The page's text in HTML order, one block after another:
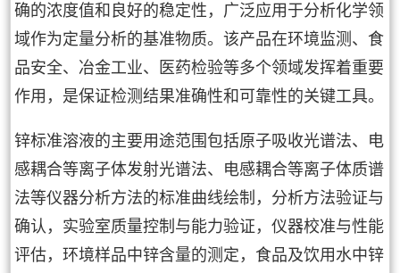
确的浓度值和良好的稳定性，广泛应用于分析化学领
域作为定量分析的基准物质。该产品在环境监测、食
品安全、冶金工业、医药检验等多个领域发挥着重要
作用，是保证检测结果准确性和可靠性的关键工具。
锌标准溶液的主要用途范围包括原子吸收光谱法、电
感耦合等离子体发射光谱法、电感耦合等离子体质谱
法等仪器分析方法的标准曲线绘制，分析方法验证与
确认，实验室质量控制与能力验证，仪器校准与性能
评估，环境样品中锌含量的测定，食品及饮用水中锌